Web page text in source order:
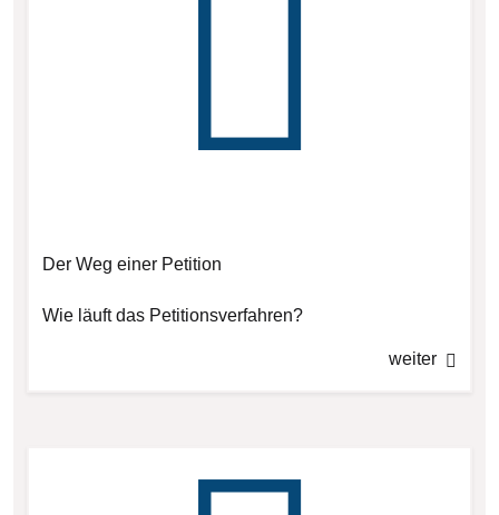
Der Weg einer Petition
Wie läuft das Petitionsverfahren?
weiter